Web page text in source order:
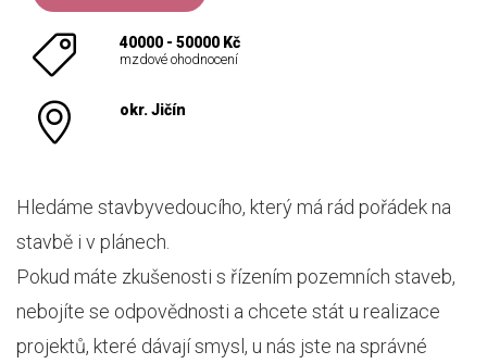
40000 - 50000 Kč
mzdové ohodnocení
okr. Jičín
Hledáme stavbyvedoucího, který má rád pořádek na
stavbě i v plánech.
Pokud máte zkušenosti s řízením pozemních staveb,
nebojíte se odpovědnosti a chcete stát u realizace
projektů, které dávají smysl, u nás jste na správné